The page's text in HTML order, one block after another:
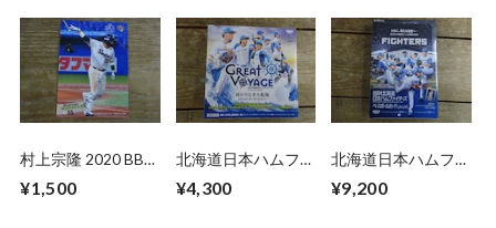
村上宗隆 2020 BBM
¥1,500
北海道日本ハムファ
ット 2025 BBM 未
¥4,300
北海道日本ハムファ
未開封 BOX
¥9,200